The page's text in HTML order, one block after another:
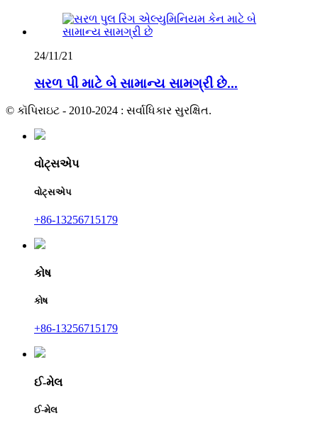
24/11/21
સરળ પી માટે બે સામાન્ય સામગ્રી છે...
© કૉપિરાઇટ - 2010-2024 : સર્વાધિકાર સુરક્ષિત.
વોટ્સએપ
વોટ્સએપ
+86-13256715179
કોષ
કોષ
+86-13256715179
ઈ-મેલ
ઈ-મેલ